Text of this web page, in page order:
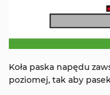
Koła paska napędu
poziomej, tak aby